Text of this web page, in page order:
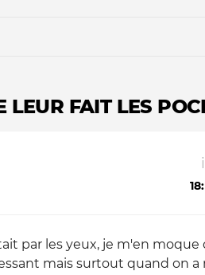
FAIT LES
par les yeux, je m'en moque
mais surtout quand on a